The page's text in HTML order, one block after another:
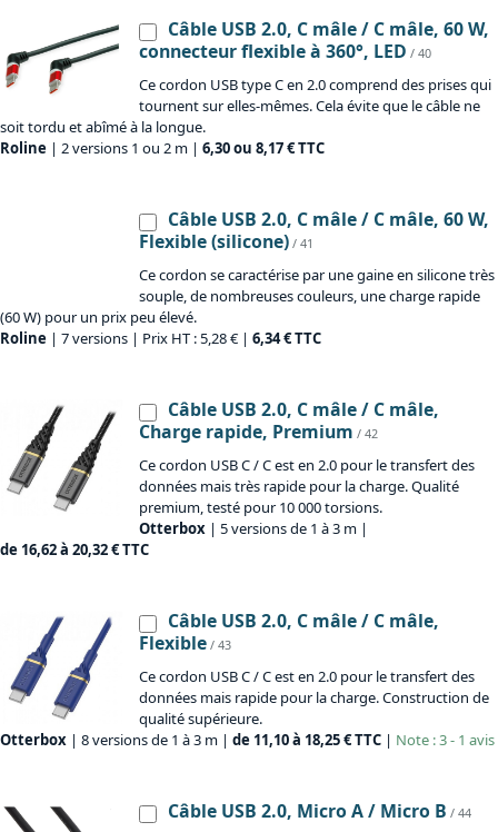
Câble USB 2.0, C mâle / C mâle, 60 W,
connecteur flexible à 360°, LED / 40
Ce cordon USB type C en 2.0 comprend des prises qui
tournent sur elles-mêmes. Cela évite que le câble ne
soit tordu et abîmé à la longue.
Roline | 2 versions 1 ou 2 m | 6,30 ou 8,17 € TTC
Câble USB 2.0, C mâle / C mâle, 60 W,
Flexible (silicone) / 41
Ce cordon se caractérise par une gaine en silicone très
souple, de nombreuses couleurs, une charge rapide
(60 W) pour un prix peu élevé.
Roline | 7 versions | Prix HT : 5,28 € | 6,34 € TTC
Câble USB 2.0, C mâle / C mâle,
Charge rapide, Premium / 42
Ce cordon USB C / C est en 2.0 pour le transfert des
données mais très rapide pour la charge. Qualité
premium, testé pour 10 000 torsions.
Otterbox | 5 versions de 1 à 3 m |
de 16,62 à 20,32 € TTC
Câble USB 2.0, C mâle / C mâle,
Flexible / 43
Ce cordon USB C / C est en 2.0 pour le transfert des
données mais rapide pour la charge. Construction de
qualité supérieure.
Otterbox | 8 versions de 1 à 3 m | de 11,10 à 18,25 € TTC | Note : 3 - 1 avis
Câble USB 2.0, Micro A / Micro B / 44